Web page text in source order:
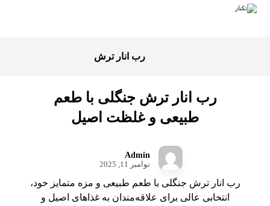
رب انار ترش
رب انار ترش جنگلی با طعم
طبیعی و غلظت اصیل
Admin
نوامبر 11, 2025
رب انار ترش جنگلی با طعم طبیعی و مزه متمایز خود،
انتخابی عالی برای علاقه‌مندان به غذاهای اصیل و